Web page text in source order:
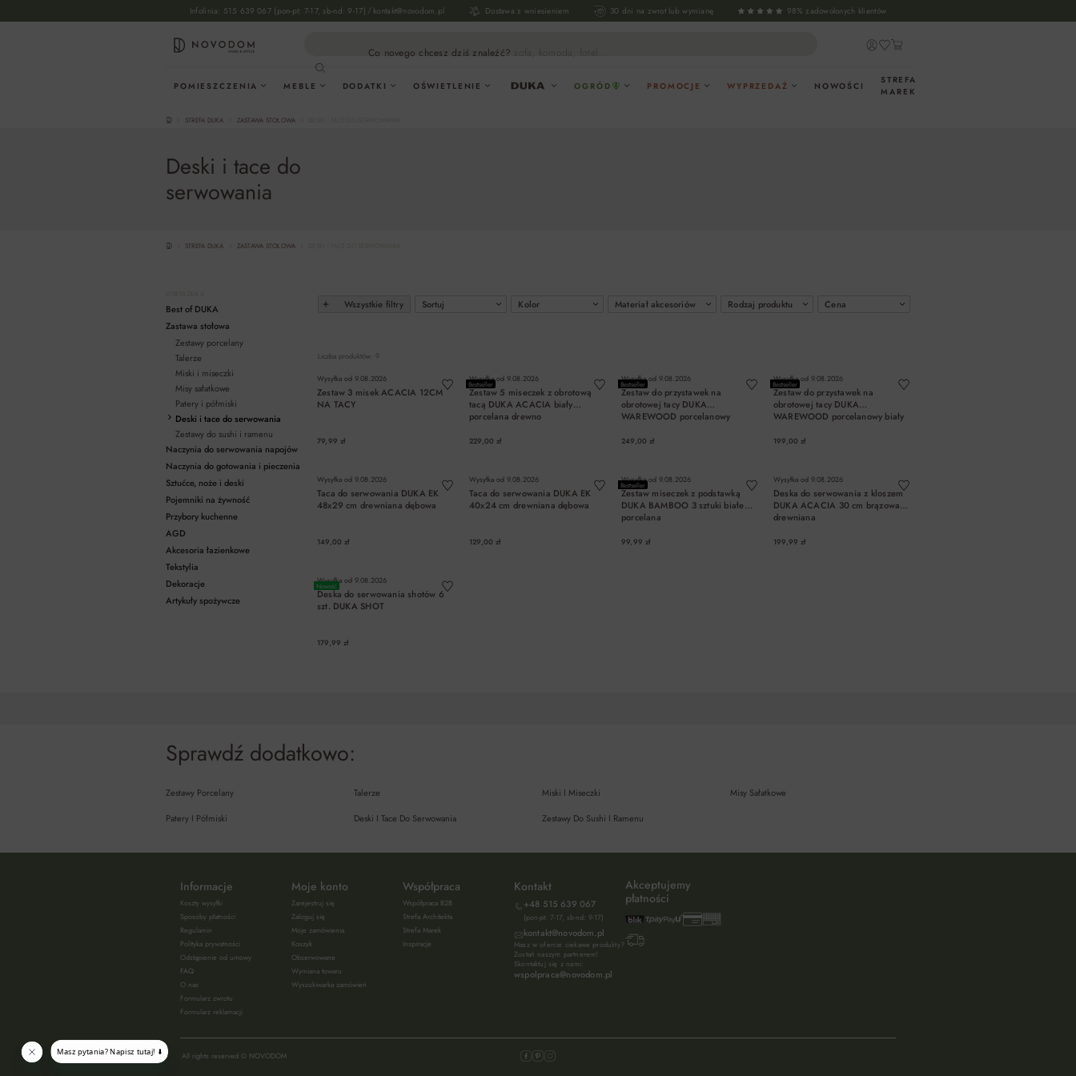
Przejdź do głównej nawigacji
Infolinia: 515 639 067 (pon-pt: 7-17, sb-nd: 9-17) / kontakt@novodom.pl Dostawa z wniesieniem 30 dni na zwrot lub wymianę 98% zadowolonych klientów
Co novego chcesz dziś znaleźć? sofa, komoda, fotel...
POMIESZCZENIA MEBLE DODATKI OŚWIETLENIE OGRÓD PROMOCJE WYPRZEDAŻ NOWOŚCI
STREFA
MAREK
STREFA DUKA ZASTAWA STOŁOWA
Deski i tace do
serwowania
STREFA DUKA ZASTAWA STOŁOWA
Best of DUKA
Zastawa stołowa
Zestawy porcelany
Talerze
Miski i miseczki
Misy sałatkowe
Patery i półmiski
Deski i tace do serwowania
Zestawy do sushi i ramenu
Naczynia do serwowania napojów
Naczynia do gotowania i pieczenia
Sztućce, noże i deski
Pojemniki na żywność
Przybory kuchenne
AGD
Akcesoria łazienkowe
Tekstylia
Dekoracje
Artykuły spożywcze
Wszystkie filtry Cena
Sortuj Kolor Materiał akcesoriów Rodzaj produktu
Liczba produktów: 9
Wysyłka od 9.08.2026
Zestaw 3 misek ACACIA 12CM
NA TACY
79,99 zł
Bestseller
Wysyłka od 9.08.2026
Zestaw 5 miseczek z obrotową
tacą DUKA ACACIA biały
porcelana drewno
229,00 zł
Bestseller
Wysyłka od 9.08.2026
Zestaw do przystawek na
obrotowej tacy DUKA
WAREWOOD porcelanowy
249,00 zł
Bestseller
Wysyłka od 9.08.2026
Zestaw do przystawek na
obrotowej tacy DUKA
WAREWOOD porcelanowy biały
199,00 zł
Wysyłka od 9.08.2026
Taca do serwowania DUKA EK
48x29 cm drewniana dębowa
149,00 zł
Wysyłka od 9.08.2026
Taca do serwowania DUKA EK
40x24 cm drewniana dębowa
129,00 zł
Bestseller
Wysyłka od 9.08.2026
Zestaw miseczek z podstawką
DUKA BAMBOO 3 sztuki białe
porcelana
99,99 zł
Wysyłka od 9.08.2026
Deska do serwowania z kloszem
DUKA ACACIA 30 cm brązowa
drewniana
199,99 zł
Nowość
Wysyłka od 9.08.2026
Deska do serwowania shotów 6
szt. DUKA SHOT
179,99 zł
Sprawdź dodatkowo:
Zestawy Porcelany Talerze Miski I Miseczki
Misy Sałatkowe
Patery I Półmiski
Deski I Tace Do Serwowania Zestawy Do Sushi I Ramenu
Informacje
Koszty wysyłki
Sposoby płatności
Regulamin
Polityka prywatności
Odstąpienie od umowy
FAQ
O nas
Formularz zwrotu
Formularz reklamacji
Moje konto
Zarejestruj się
Zaloguj się
Moje zamówienia
Koszyk
Obserwowane
Wymiana towaru
Wyszukiwarka zamówień
Współpraca
Współpraca B2B
Strefa Architekta
Strefa Marek
Inspiracje
Kontakt
+48 515 639 067
(pon-pt: 7-17, sb-nd: 9-17)
kontakt@novodom.pl
Masz w ofercie ciekawe produkty?
Zostań naszym partnerem!
Skontaktuj się z nami:
wspolpraca@novodom.pl
Akceptujemy
płatności
All rights reserved © NOVODOM